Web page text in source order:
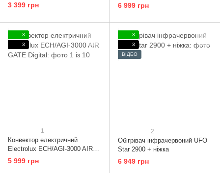
TRENDY (99268)
3 399 грн
PHF45402EV
6 999 грн
3
3
1
Конвектор електричний
Electrolux ECH/AGI-3000 AIR
GATE Digital
5 999 грн
3
3
ВІДЕО
2
Обігрівач інфрачервоний UFO
Star 2900 + ніжка
6 949 грн